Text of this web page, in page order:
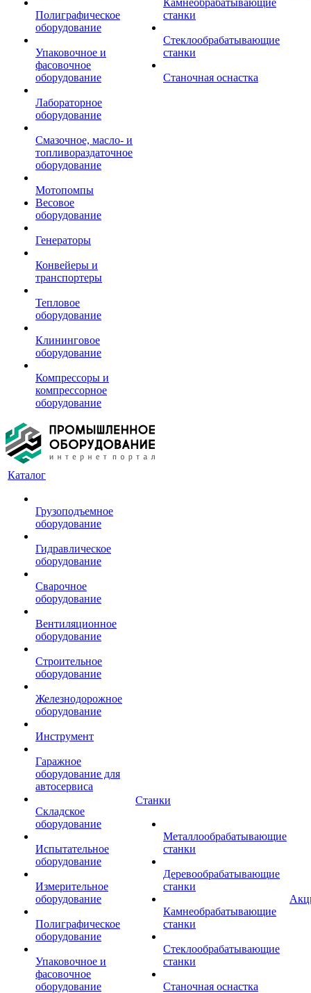
Полиграфическое
оборудование
Упаковочное и
фасовочное
оборудование
Лабораторное
оборудование
Смазочное, масло- и
топливораздаточное
оборудование
Мотопомпы
Весовое
оборудование
Генераторы
Конвейеры и
транспортеры
Тепловое
оборудование
Клининговое
оборудование
Компрессоры и
компрессорное
оборудование
Камнеобрабатывающие
станки
Стеклообрабатывающие
станки
Станочная оснастка
Каталог
Грузоподъемное
оборудование
Гидравлическое
оборудование
Сварочное
оборудование
Вентиляционное
оборудование
Строительное
оборудование
Железнодорожное
оборудование
Инструмент
Гаражное
оборудование для
автосервиса
Складское
оборудование
Испытательное
оборудование
Измерительное
оборудование
Полиграфическое
оборудование
Упаковочное и
фасовочное
оборудование
Станки
Металлообрабатывающие
станки
Деревообрабатывающие
станки
Камнеобрабатывающие
станки
Стеклообрабатывающие
станки
Станочная оснастка